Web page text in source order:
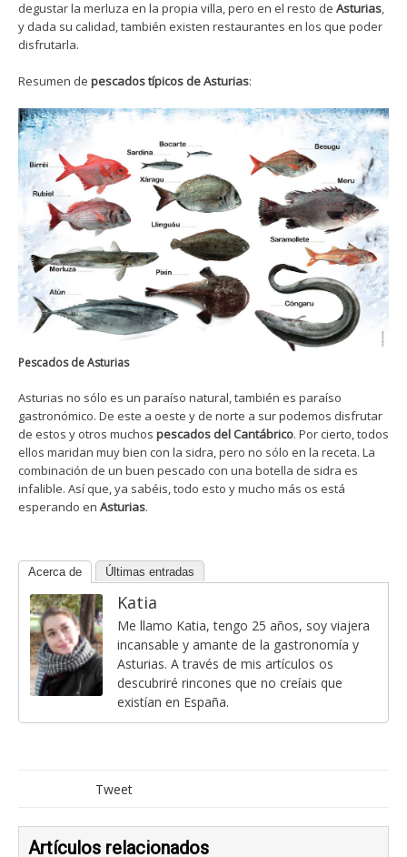
degustar la merluza en la propia villa, pero en el resto de Asturias,
y dada su calidad, también existen restaurantes en los que poder
disfrutarla.
Resumen de pescados típicos de Asturias:
Pescados de Asturias
Asturias no sólo es un paraíso natural, también es paraíso
gastronómico. De este a oeste y de norte a sur podemos disfrutar
de estos y otros muchos pescados del Cantábrico. Por cierto, todos
ellos maridan muy bien con la sidra, pero no sólo en la receta. La
combinación de un buen pescado con una botella de sidra es
infalible. Así que, ya sabéis, todo esto y mucho más os está
esperando en Asturias.
Acerca de Últimas entradas
Katia
Me llamo Katia, tengo 25 años, soy viajera
incansable y amante de la gastronomía y
Asturias. A través de mis artículos os
descubriré rincones que no creíais que
existían en España.
Tweet
Artículos relacionados